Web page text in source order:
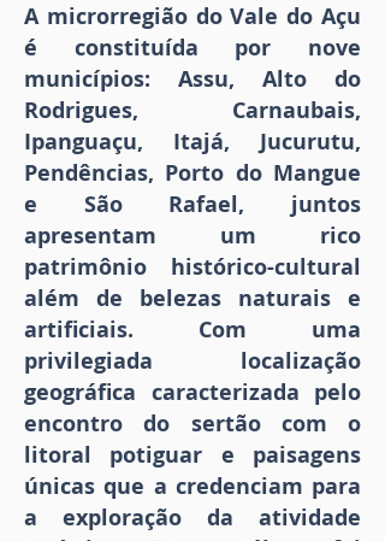
A microrregião do Vale do Açu
é constituída por nove
municípios: Assu, Alto do
Rodrigues, Carnaubais,
Ipanguaçu, Itajá, Jucurutu,
Pendências, Porto do Mangue
e São Rafael, juntos
apresentam um rico
patrimônio histórico-cultural
além de belezas naturais e
artificiais. Com uma
privilegiada localização
geográfica caracterizada pelo
encontro do sertão com o
litoral potiguar e paisagens
únicas que a credenciam para
a exploração da atividade